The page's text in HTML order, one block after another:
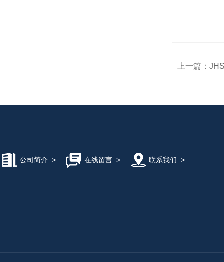
上一篇：
公司简介 > 在线留言> 联系我们 >